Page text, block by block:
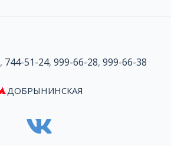
, 744-51-24, 999-66-28, 999-66-38
ДОБРЫНИНСКАЯ